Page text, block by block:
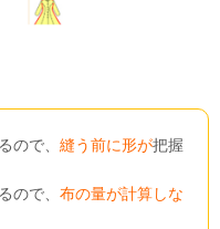
ので、縫う前に形が把握
ので、布の量が計算しな